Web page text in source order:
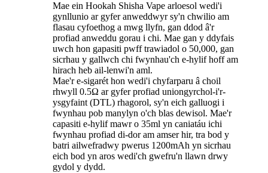
Mae ein Hookah Shisha Vape arloesol wedi'i
gynllunio ar gyfer anweddwyr sy'n chwilio am
flasau cyfoethog a mwg llyfn, gan ddod â'r
profiad anweddu gorau i chi. Mae gan y ddyfais
uwch hon gapasiti pwff trawiadol o 50,000, gan
sicrhau y gallwch chi fwynhau'ch e-hylif hoff am
hirach heb ail-lenwi'n aml.
Mae'r e-sigarét hon wedi'i chyfarparu â choil
rhwyll 0.5Ω ar gyfer profiad uniongyrchol-i'r-
ysgyfaint (DTL) rhagorol, sy'n eich galluogi i
fwynhau pob manylyn o'ch blas dewisol. Mae'r
capasiti e-hylif mawr o 35ml yn caniatáu ichi
fwynhau profiad di-dor am amser hir, tra bod y
batri ailwefradwy pwerus 1200mAh yn sicrhau
eich bod yn aros wedi'ch gwefru'n llawn drwy
gydol y dydd.